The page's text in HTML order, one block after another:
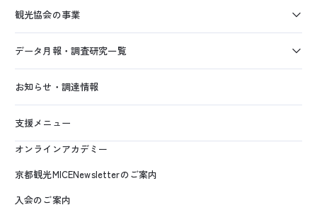
観光協会の事業
データ月報・調査研究一覧
お知らせ・調達情報
支援メニュー
オンラインアカデミー
京都観光MICENewsletterのご案内
入会のご案内